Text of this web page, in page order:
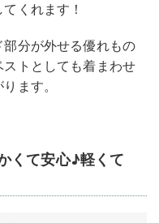
くれます！
分が外せる優れもの
トとしても着まわせ
ます。
くて安心♪軽くて